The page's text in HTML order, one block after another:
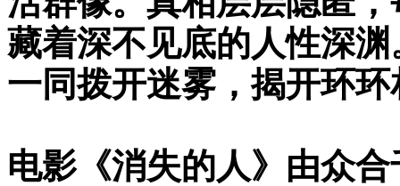
藏着深不见底的人性深
一同拨开迷雾，揭开环
电影《消失的人》由众